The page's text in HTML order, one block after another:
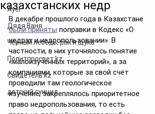
Ayel
Дядя Ваня
Чёрный лебедь, рак и щука
Политпросвет.kz
Свидетель.kz
детский суицид
казахстанских недр
В декабре прошлого года в Казахстане
были приняты поправки в Кодекс «О
недрах и недропользовании». В
частности, в них уточнялось понятие
«малоизученных территорий», а за
компаниями, которые за свой счёт
проводили там геологическое
изучение, закреплялось приоритетное
право недропользования, то есть